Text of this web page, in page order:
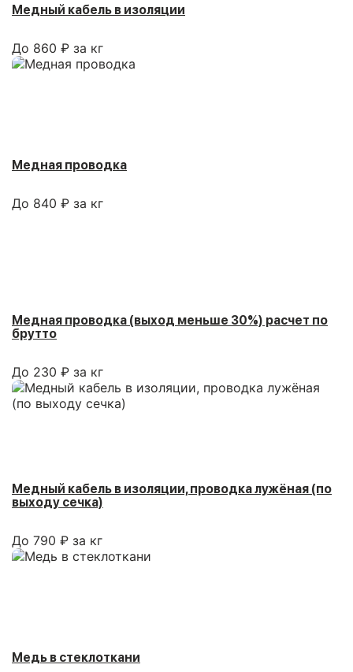
Медный кабель в изоляции
До 860 ₽ за кг
Медная проводка
До 840 ₽ за кг
Медная проводка (выход меньше 30%) расчет по
брутто
До 230 ₽ за кг
Медный кабель в изоляции, проводка лужёная (по
выходу сечка)
До 790 ₽ за кг
Медь в стеклоткани